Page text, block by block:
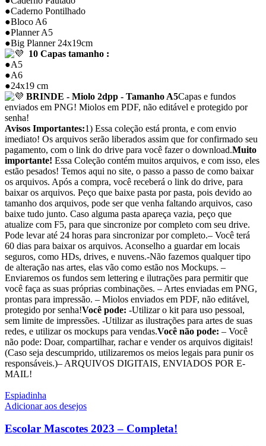
●Caderno Pontilhado
●Bloco A6
●Planner A5
●Big Planner 24x19cm
10 Capas tamanho :
●A5
●A6
●24x19 cm
BRINDE - Miolo 2dpp - Tamanho A5Capas e fundos
enviados em PNG! Miolos em PDF, não editável e protegido por
senha!
Avisos Importantes:1) Essa coleção está pronta, e com envio
imediato! Os arquivos serão liberados assim que for confirmado seu
pagamento, com o link do drive para você fazer o download.Muito
importante! Essa Coleção contém muitos arquivos, e com isso, eles
estão pesados! Temos aqui no site, o passo a passo de como baixar
os arquivos. Após a compra, você receberá o link do drive, para
baixar os arquivos. Peço que baixe pasta por pasta, pois devido ao
tamanho dos arquivos, pode ser que venha faltando arquivos, caso
baixe tudo junto. Caso alguma pasta apareça vazia, peço que
atualize com F5, para que sincronize por completo com seu drive.
Pode levar até 24 horas para sincronizar por completo.– Você terá
60 dias para baixar os arquivos. Aconselho a guardar em locais
seguros, como HDs, drives, e nuvens.-Não fazemos qualquer tipo
de alteração nas artes, elas vão como estão nos Mockups. –
Enviaremos os fundos sem lettering e ilutrações para permitir que
você faça as suas próprias combinações. – Artes enviadas em PNG,
prontas para impressão. – Miolos enviados em PDF, não editável,
protegido por senha!Você pode: -Utilizar o kit para uso pessoal,
sem limite de impressões. -Utilizar as ilustrações para artes de suas
redes, e utilizar os mockups para vendas.Você não pode: – Você
não pode: Doar, compartilhar, rachar e vender os arquivos digitais!
(Caso seja descumprido, utilizaremos os meios legais para punir os
responsáveis.)– ARQUIVOS DIGITAIS, ENVIADOS POR E-
MAIL!
Espiadinha
Adicionar aos desejos
Escolar Mascotes 2023 – Completa!